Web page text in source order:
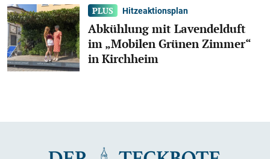
Hitzeaktionsplan
Abkühlung mit Lavendelduft
im „Mobilen Grünen Zimmer“
in Kirchheim